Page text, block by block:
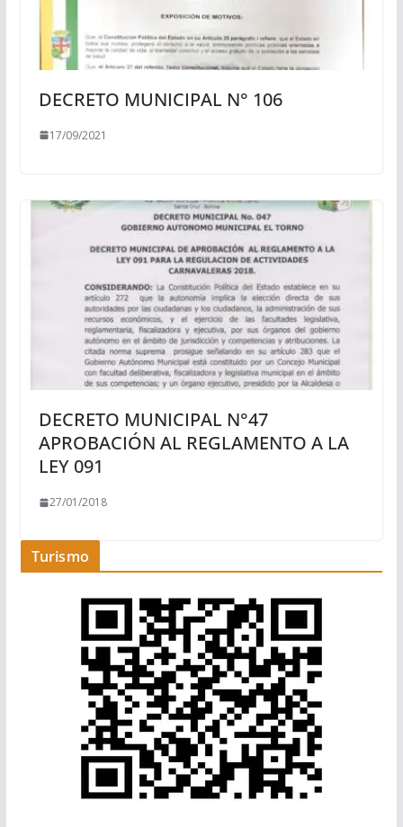
DECRETO MUNICIPAL N° 106
17/09/2021
DECRETO MUNICIPAL N°47
APROBACIÓN AL REGLAMENTO A LA
LEY 091
27/01/2018
Turismo